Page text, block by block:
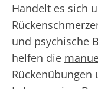
Handelt es sich
und psychische
helfen die
Rückenübungen